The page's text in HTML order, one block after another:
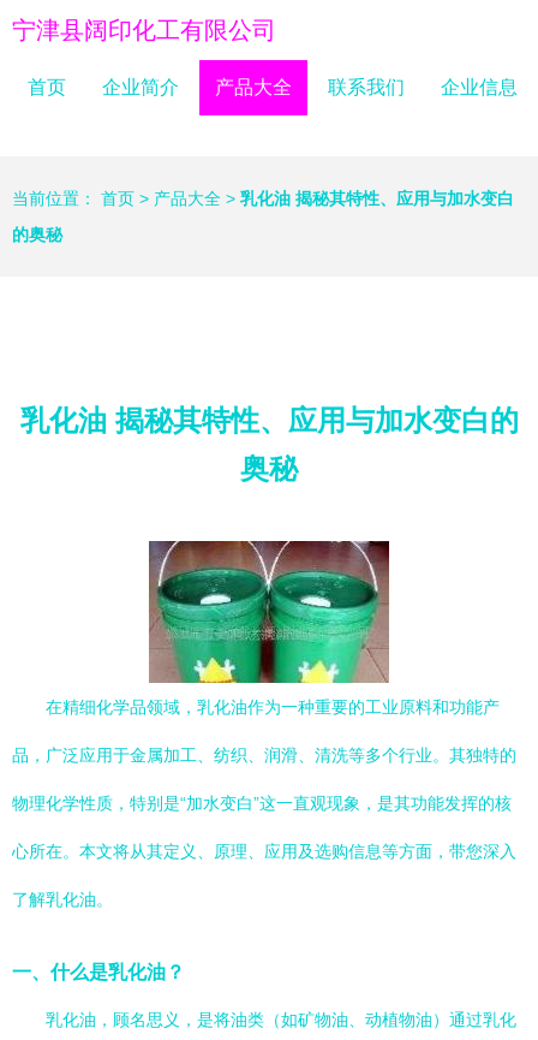
宁津县阔印化工有限公司
首页 企业简介 产品大全 联系我们 企业信息
当前位置： 首页 > 产品大全 > 乳化油 揭秘其特性、应用与加水变白
的奥秘
乳化油 揭秘其特性、应用与加水变白的
奥秘
在精细化学品领域，乳化油作为一种重要的工业原料和功能产
品，广泛应用于金属加工、纺织、润滑、清洗等多个行业。其独特的
物理化学性质，特别是“加水变白”这一直观现象，是其功能发挥的核
心所在。本文将从其定义、原理、应用及选购信息等方面，带您深入
了解乳化油。
一、什么是乳化油？
乳化油，顾名思义，是将油类（如矿物油、动植物油）通过乳化